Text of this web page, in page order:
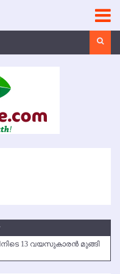
13 വയസുകാരന്‍ മുങ്ങി